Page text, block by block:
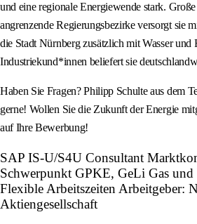
und eine regionale Energiewende stark.
angrenzende Regierungsbezirke versorgt sie
die Stadt Nürnberg zusätzlich mit Wasser und
Industriekund*innen beliefert sie
Haben Sie Fragen? Philipp Schulte aus dem
gerne! Wollen Sie die Zukunft der Energie
auf Ihre Bewerbung!
SAP IS-U/S4U Consultant
Schwerpunkt GPKE, GeLi Gas
Flexible Arbeitszeiten Arbeitgeber:
Aktiengesellschaft